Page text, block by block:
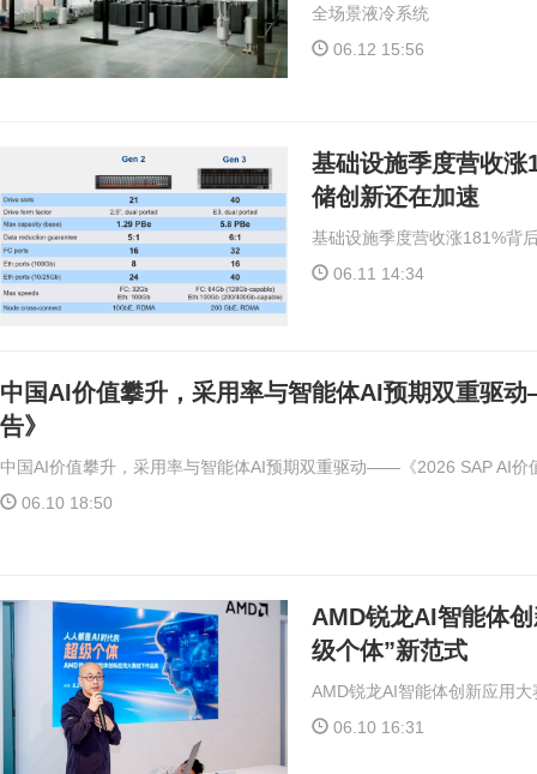
全场景液冷系统
06.12 15:56
基础设施季度营收涨
储创新还在加速
基础设施季度营收涨181%背
06.11 14:34
中国AI价值攀升，采用率与智能体AI预期双重驱
告》
中国AI价值攀升，采用率与智能体AI预期双重驱动——《2026 SAP AI价
06.10 18:50
AMD锐龙AI智能体
级个体”新范式
AMD锐龙AI智能体创新应用
06.10 16:31